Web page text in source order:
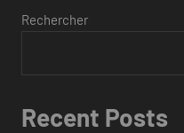
Rechercher
Recent Posts